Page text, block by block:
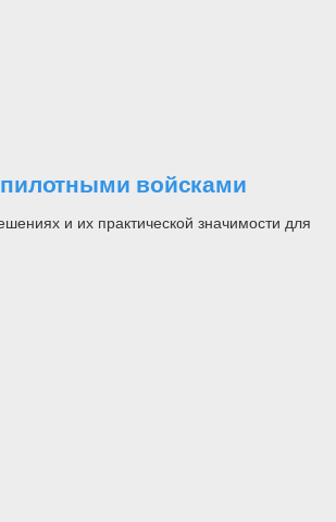
войсками
и их практической значимости для